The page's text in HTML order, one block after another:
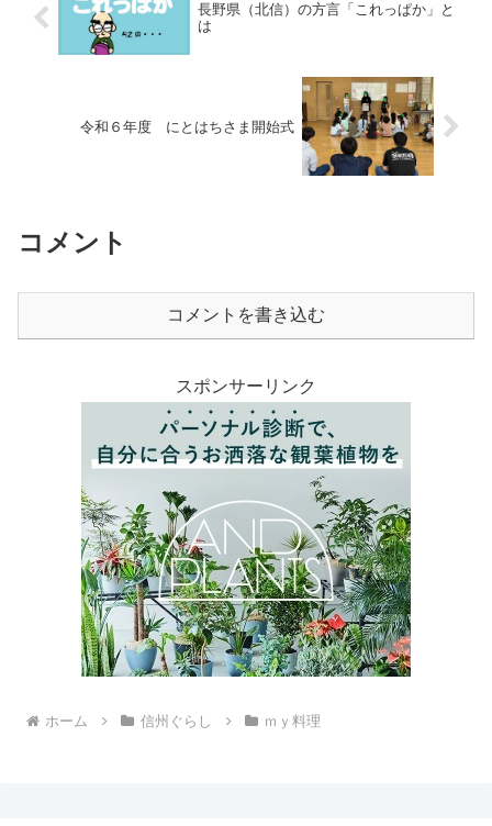
長野県（北信）の方言「これっぱか」と
は
令和６年度 にとはちさま開始式
コメント
コメントを書き込む
スポンサーリンク
ホーム 信州ぐらし ｍｙ料理